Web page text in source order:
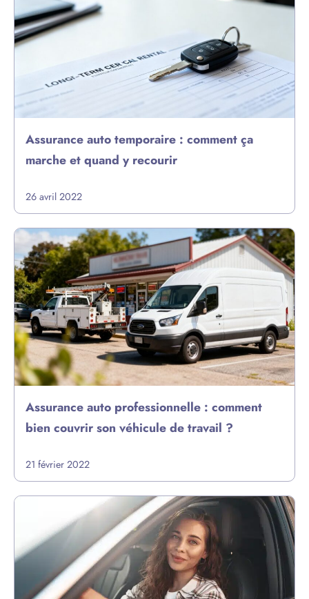
Assurance auto temporaire : comment ça
marche et quand y recourir
26 avril 2022
Assurance auto professionnelle : comment
bien couvrir son véhicule de travail ?
21 février 2022